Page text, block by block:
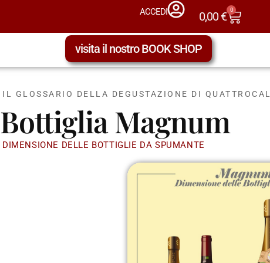
ACCEDI 0,00€ 0
visita il nostro BOOK SHOP
IL GLOSSARIO DELLA DEGUSTAZIONE DI
Bottiglia Magnum
DIMENSIONE DELLE BOTTIGLIE DA SPUMANTE